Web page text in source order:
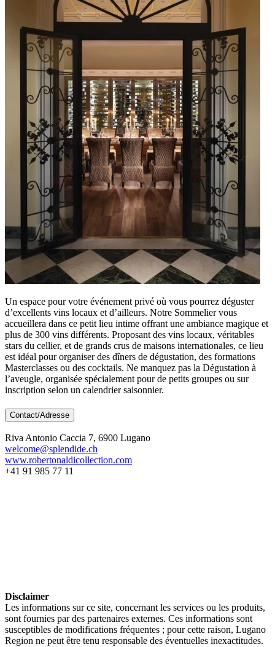
Un espace pour votre événement privé où vous pourrez déguster
d’excellents vins locaux et d’ailleurs. Notre Sommelier vous
accueillera dans ce petit lieu intime offrant une ambiance magique et
plus de 300 vins différents. Proposant des vins locaux, véritables
stars du cellier, et de grands crus de maisons internationales, ce lieu
est idéal pour organiser des dîners de dégustation, des formations
Masterclasses ou des cocktails. Ne manquez pas la Dégustation à
l’aveugle, organisée spécialement pour de petits groupes ou sur
inscription selon un calendrier saisonnier.
Contact/Adresse
Riva Antonio Caccia 7, 6900 Lugano
welcome@splendide.ch
www.robertonaldicollection.com
+41 91 985 77 11
Disclaimer
Les informations sur ce site, concernant les services ou les produits,
sont fournies par des partenaires externes. Ces informations sont
susceptibles de modifications fréquentes ; pour cette raison, Lugano
Region ne peut être tenu responsable des éventuelles inexactitudes.